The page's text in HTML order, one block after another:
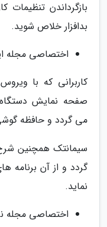
بازگرداندن تنظیمات
بدافزار خلاص شوید.
اختصاصی مجله
صفحه نمایش
می گردد و حافظه
سیمانتک همچنین
گردد و از آن برنامه
نماید.
اختصاصی مجله